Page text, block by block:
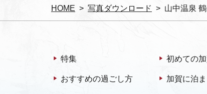
HOME 写真ダウンロード 山中温泉
特集
おすすめの過ごし方
初めての
加賀に泊